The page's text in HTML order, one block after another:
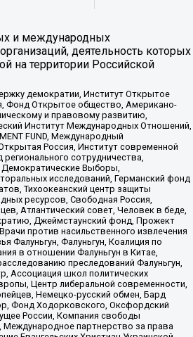
и международных
деятельность которых
на территории Российской
демократии, Институт Открытое
Фонд Открытое общество, Американо-
и правовому развитию,
Институт Международных Отношений,
FUND, Международный
Россия, Институт современной
сотрудничества,
Выборы,
исследований, Германский фонд
Тихоокеанский центр защиты
ресурсов, Свободная Россия,
Атлантический совет, Человек в беде,
Джеймстаунский фонд, Прожект
против насильственного извлечения
Фалуньгун, Фалуньгун, Коалиция по
в отношении Фалуньгун в Китае,
преследований Фалуньгун,
Ассоциация школ политических
Центр либеральной современности,
Немецко-русский обмен, Бард
Фонд Ходорковского, Оксфордский
России, Компания свободы
партнерство за права